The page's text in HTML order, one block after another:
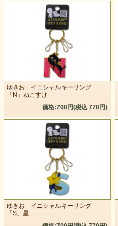
ゆきお イニシャルキーリング
「N」ねこすけ
価格:700円(税込 770円)
ゆきお イニシャルキーリング
「S」星